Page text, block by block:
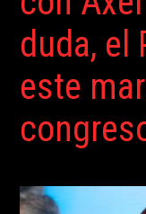
duda, el
este